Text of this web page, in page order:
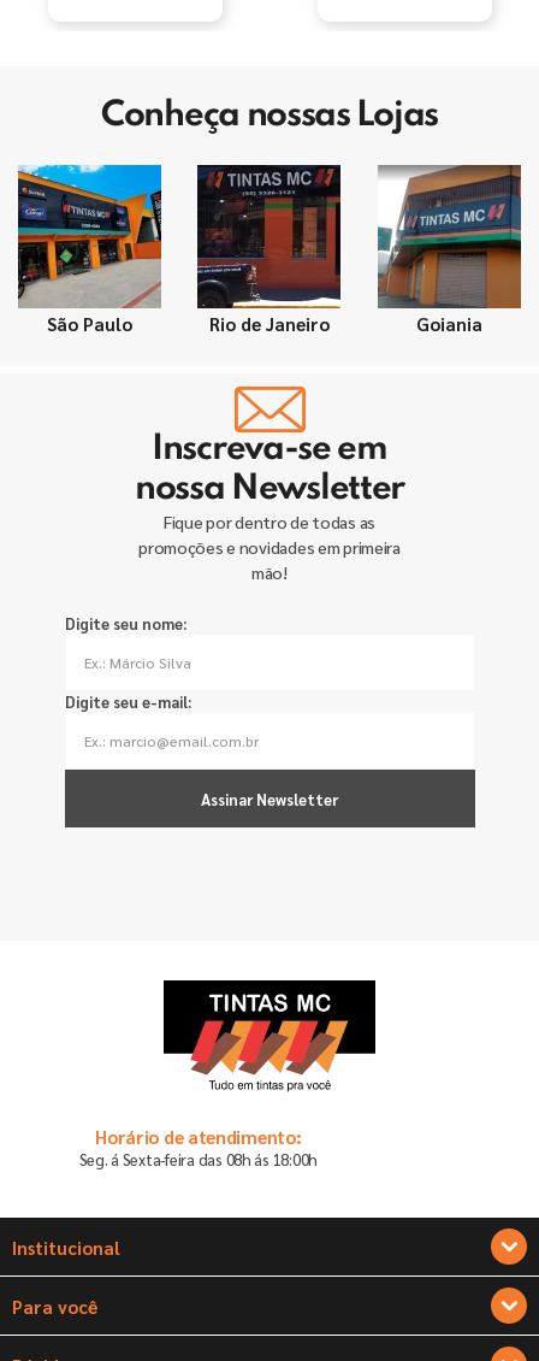
Conheça nossas Lojas
São Paulo Rio de Janeiro Goiania
Inscreva-se em
nossa Newsletter
Fique por dentro de todas as
promoções e novidades em primeira
mão!
Digite seu nome:
Digite seu e-mail:
Assinar Newsletter
Horário de atendimento:
Seg. á Sexta-feira das 08h ás 18:00h
Institucional
Sobre a Tintas MC
Para você